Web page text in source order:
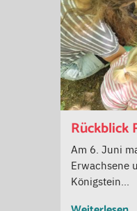
Rückblick
Am 6. Juni
Erwachsene
Königstein…